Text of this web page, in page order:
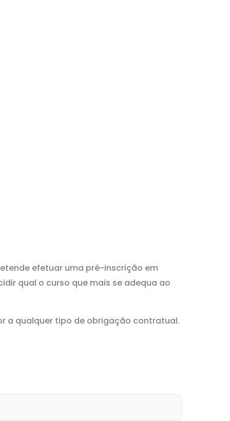
efetuar uma pré-inscrição em
qual o curso que mais se adequa ao
a qualquer tipo de obrigação contratual.